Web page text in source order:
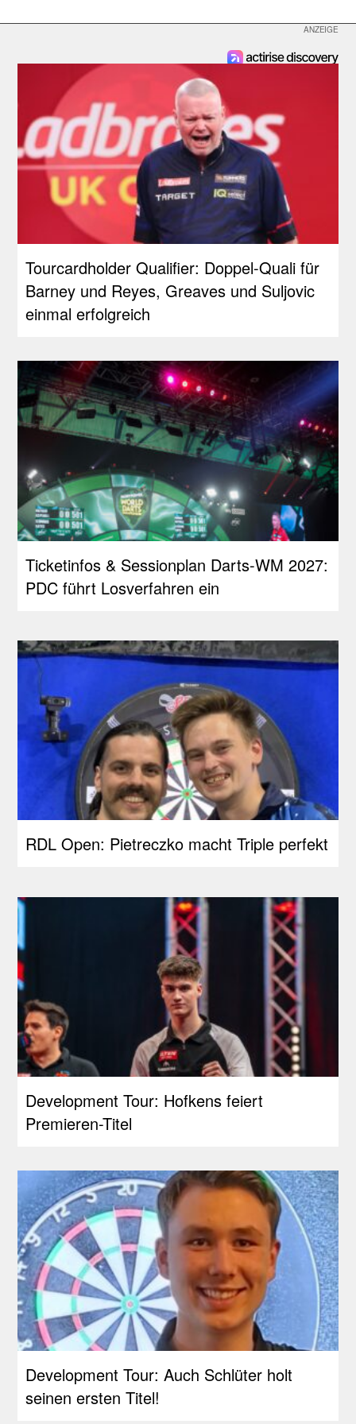
Tourcardholder Qualifier: Doppel-Quali für
Barney und Reyes, Greaves und Suljovic
einmal erfolgreich
Ticketinfos & Sessionplan Darts-WM 2027:
PDC führt Losverfahren ein
RDL Open: Pietreczko macht Triple perfekt
Development Tour: Hofkens feiert
Premieren-Titel
Development Tour: Auch Schlüter holt
seinen ersten Titel!